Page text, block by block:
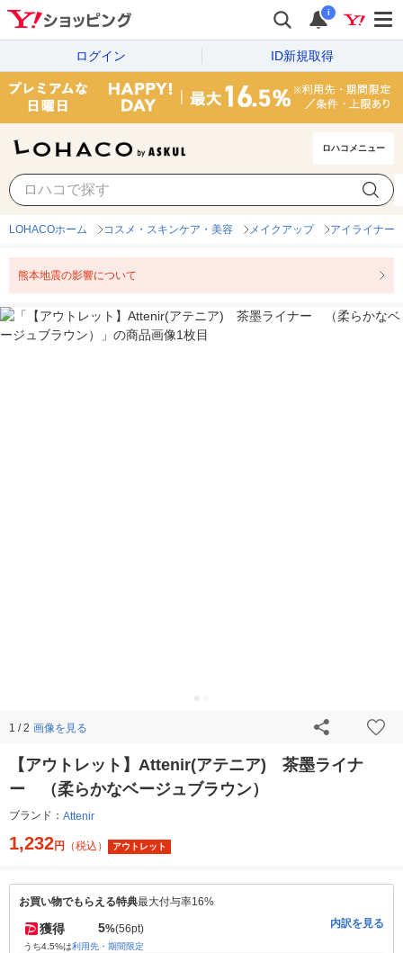
i
ログイン ID新規取得
ロハコメニュー
LOHACOホーム コスメ・スキンケア・美容 メイクアップ アイライナー
熊本地震の影響について
1 / 2 画像を見る
【アウトレット】Attenir(アテニア) 茶墨ライナ
ー （柔らかなベージュブラウン）
ブランド： Attenir
1,232円 （税込） アウトレット
お買い物でもらえる特典最大付与率16%
獲得 5%(56pt)
うち4.5%は利用先・期間限定
内訳を見る